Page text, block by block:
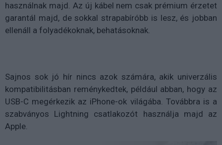
használnak majd. Az új kábel nem csak prémium érzetet
garantál majd, de sokkal strapabíróbb is lesz, és jobban
ellenáll a folyadékoknak, behatásoknak.
Sajnos sok jó hír nincs azok számára, akik univerzális
kompatibilitásban reménykedtek, például abban, hogy az
USB-C megérkezik az iPhone-ok világába. Továbbra is a
szabványos Lightning csatlakozót használja majd az
Apple.